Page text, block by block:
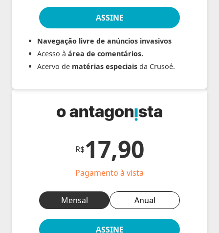
ASSINE
Navegação livre de anúncios invasivos
Acesso à área de comentários.
Acervo de matérias especiais da Crusoé.
R$17,90
Pagamento à vista
Mensal Anual
ASSINE